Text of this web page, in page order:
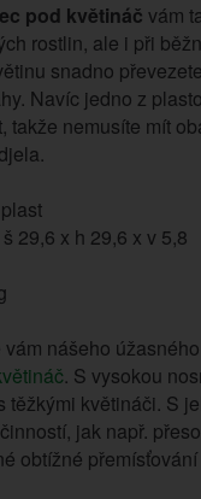
pod květináč vám
rostlin, ale i při
snadno
Navíc jedno z
takže nemusíte mít
29,6 x h 29,6 x v 5,8
nášeho
. S vysokou
těžkými květináči. S
jak např.
obtížné